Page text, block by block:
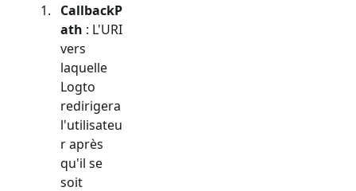
CallbackP
ath : L'URI
vers
laquelle
Logto
redirigera
l'utilisateu
r après
qu'il se
soit